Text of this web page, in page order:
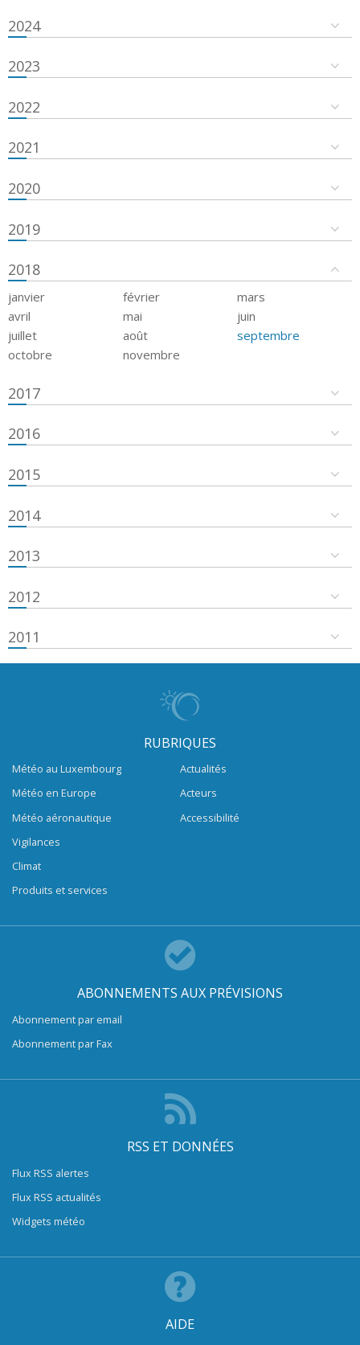
2024
2023
2022
2021
2020
2019
2018
janvier février
mars
avril
mai
juin
juillet
août
septembre
octobre
novembre
2017
2016
2015
2014
2013
2012
2011
RUBRIQUES
Météo au Luxembourg
Météo en Europe
Météo aéronautique
Vigilances
Climat
Produits et services
Actualités
Acteurs
Accessibilité
ABONNEMENTS AUX PRÉVISIONS
Abonnement par email
Abonnement par Fax
RSS ET DONNÉES
Flux RSS alertes
Flux RSS actualités
Widgets météo
AIDE